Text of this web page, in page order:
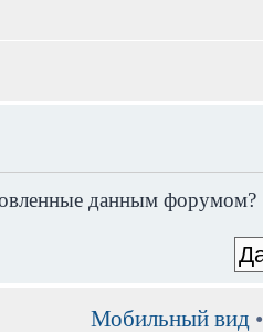
данным форумом?
Мобильный вид •